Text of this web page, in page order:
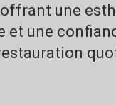
une
et une